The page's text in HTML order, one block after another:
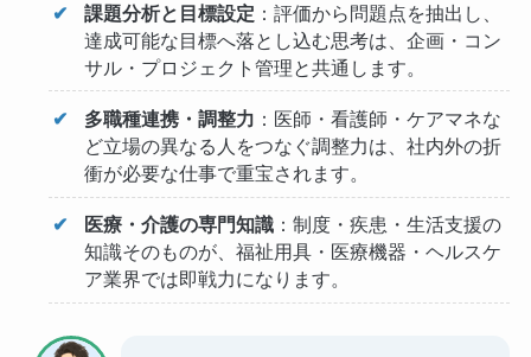
課題分析と目標設定 ：評価から問題点を抽出し、
達成可能な目標へ落とし込む思考は、企画・コン
サル・プロジェクト管理と共通します。
多職種連携・調整力 ：医師・看護師・ケアマネな
ど立場の異なる人をつなぐ調整力は、社内外の折
衝が必要な仕事で重宝されます。
医療・介護の専門知識：制度・疾患・生活支援の
知識そのものが、福祉用具・医療機器・ヘルスケ
ア業界では即戦力になります。